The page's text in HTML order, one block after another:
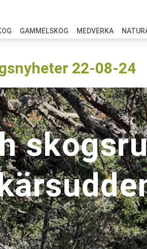
GAMMELSKOG MEDVERKA
22-08-24